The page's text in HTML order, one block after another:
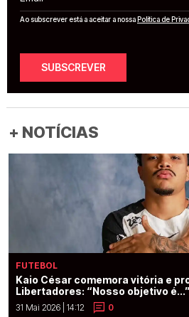
Ao subscrever está a aceitar a nossaPolítica de
SUBSCREVER
+ NOTÍCIAS
FUTEBOL
Kaio César comemora vitória e
Libertadores: “Nosso objetivo é...”
31 Mai 2026 | 14:12 0